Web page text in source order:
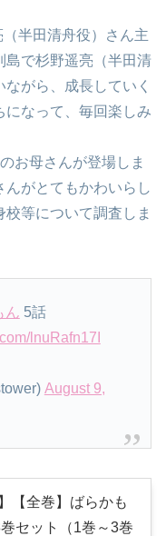
半田清舟役）さん主
島で杉野遥亮（半田清
がら、成長していく
なって、毎回楽しみ
お母さんが登場しま
んがとてもかわいらし
等について調査しま
ん 5話
lnuRafn17I
August 9,
【全巻】ばらかも
セット（1巻～3巻